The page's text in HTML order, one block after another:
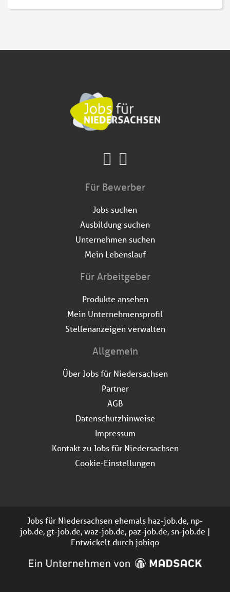
Für Bewerber
Jobs suchen
Ausbildung suchen
Unternehmen suchen
Mein Lebenslauf
Für Arbeitgeber
Produkte ansehen
Mein Unternehmensprofil
Stellenanzeigen verwalten
Allgemein
Über Jobs für Niedersachsen
Partner
AGB
Datenschutzhinweise
Impressum
Kontakt zu Jobs für Niedersachsen
Cookie-Einstellungen
Jobs für Niedersachsen ehemals haz-job.de, np-
job.de, gt-job.de, waz-job.de, paz-job.de, sn-job.de |
Entwickelt durchjobiqo